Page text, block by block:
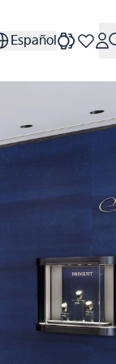
Español